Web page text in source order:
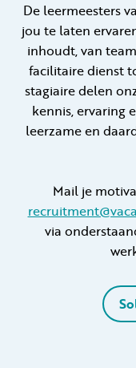
+31 (0) 577
Contact
Werken bij
De leermeesters
jou te laten
inhoudt, van
facilitaire dienst
stagiaire delen
kennis, ervaring
leerzame en
Mail je
via